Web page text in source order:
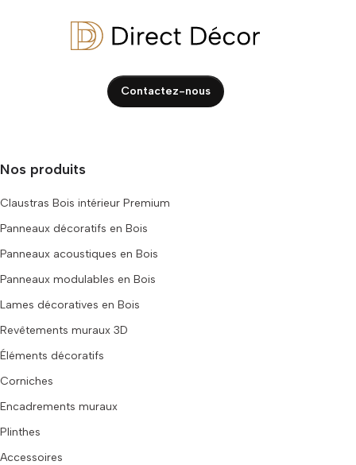
Contactez-nous
Nos produits
Claustras Bois intérieur Premium
Panneaux décoratifs en Bois
Panneaux acoustiques en Bois
Panneaux modulables en Bois
Lames décoratives en Bois
Revêtements muraux 3D
Éléments décoratifs
Corniches
Encadrements muraux
Plinthes
Accessoires